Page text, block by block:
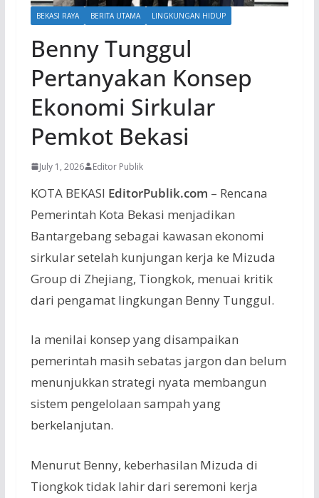
BEKASI RAYA BERITA UTAMA LINGKUNGAN HIDUP
Benny Tunggul
Pertanyakan Konsep
Ekonomi Sirkular
Pemkot Bekasi
July 1, 2026 Editor Publik
KOTA BEKASI EditorPublik.com – Rencana
Pemerintah Kota Bekasi menjadikan
Bantargebang sebagai kawasan ekonomi
sirkular setelah kunjungan kerja ke Mizuda
Group di Zhejiang, Tiongkok, menuai kritik
dari pengamat lingkungan Benny Tunggul.
Ia menilai konsep yang disampaikan
pemerintah masih sebatas jargon dan belum
menunjukkan strategi nyata membangun
sistem pengelolaan sampah yang
berkelanjutan.
Menurut Benny, keberhasilan Mizuda di
Tiongkok tidak lahir dari seremoni kerja